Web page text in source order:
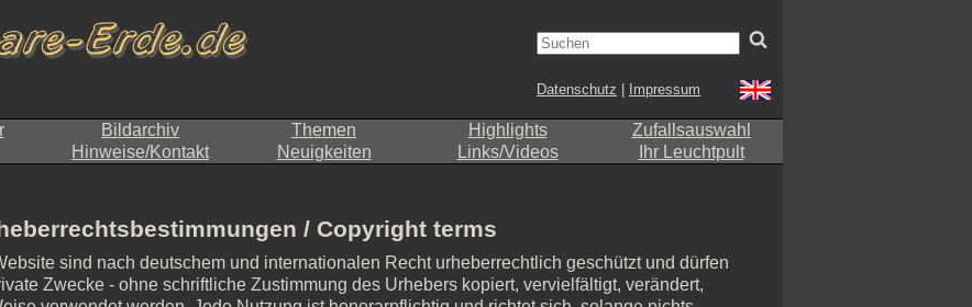
Datenschutz Impressum
Bildarchiv Themen Highlights
Zufallsauswahl
Hinweise/Kontakt Neuigkeiten Links/Videos Ihr Leuchtpult
/ Copyright terms
sind nach deutschem und internationalen Recht urheberrechtlich geschützt und dürfen
Zwecke - ohne schriftliche Zustimmung des Urhebers kopiert, vervielfältigt, verändert,